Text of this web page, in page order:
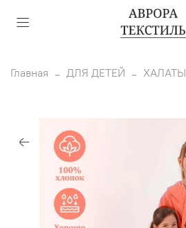
Главная ДЛЯ ДЕТЕЙ ХАЛАТЫ